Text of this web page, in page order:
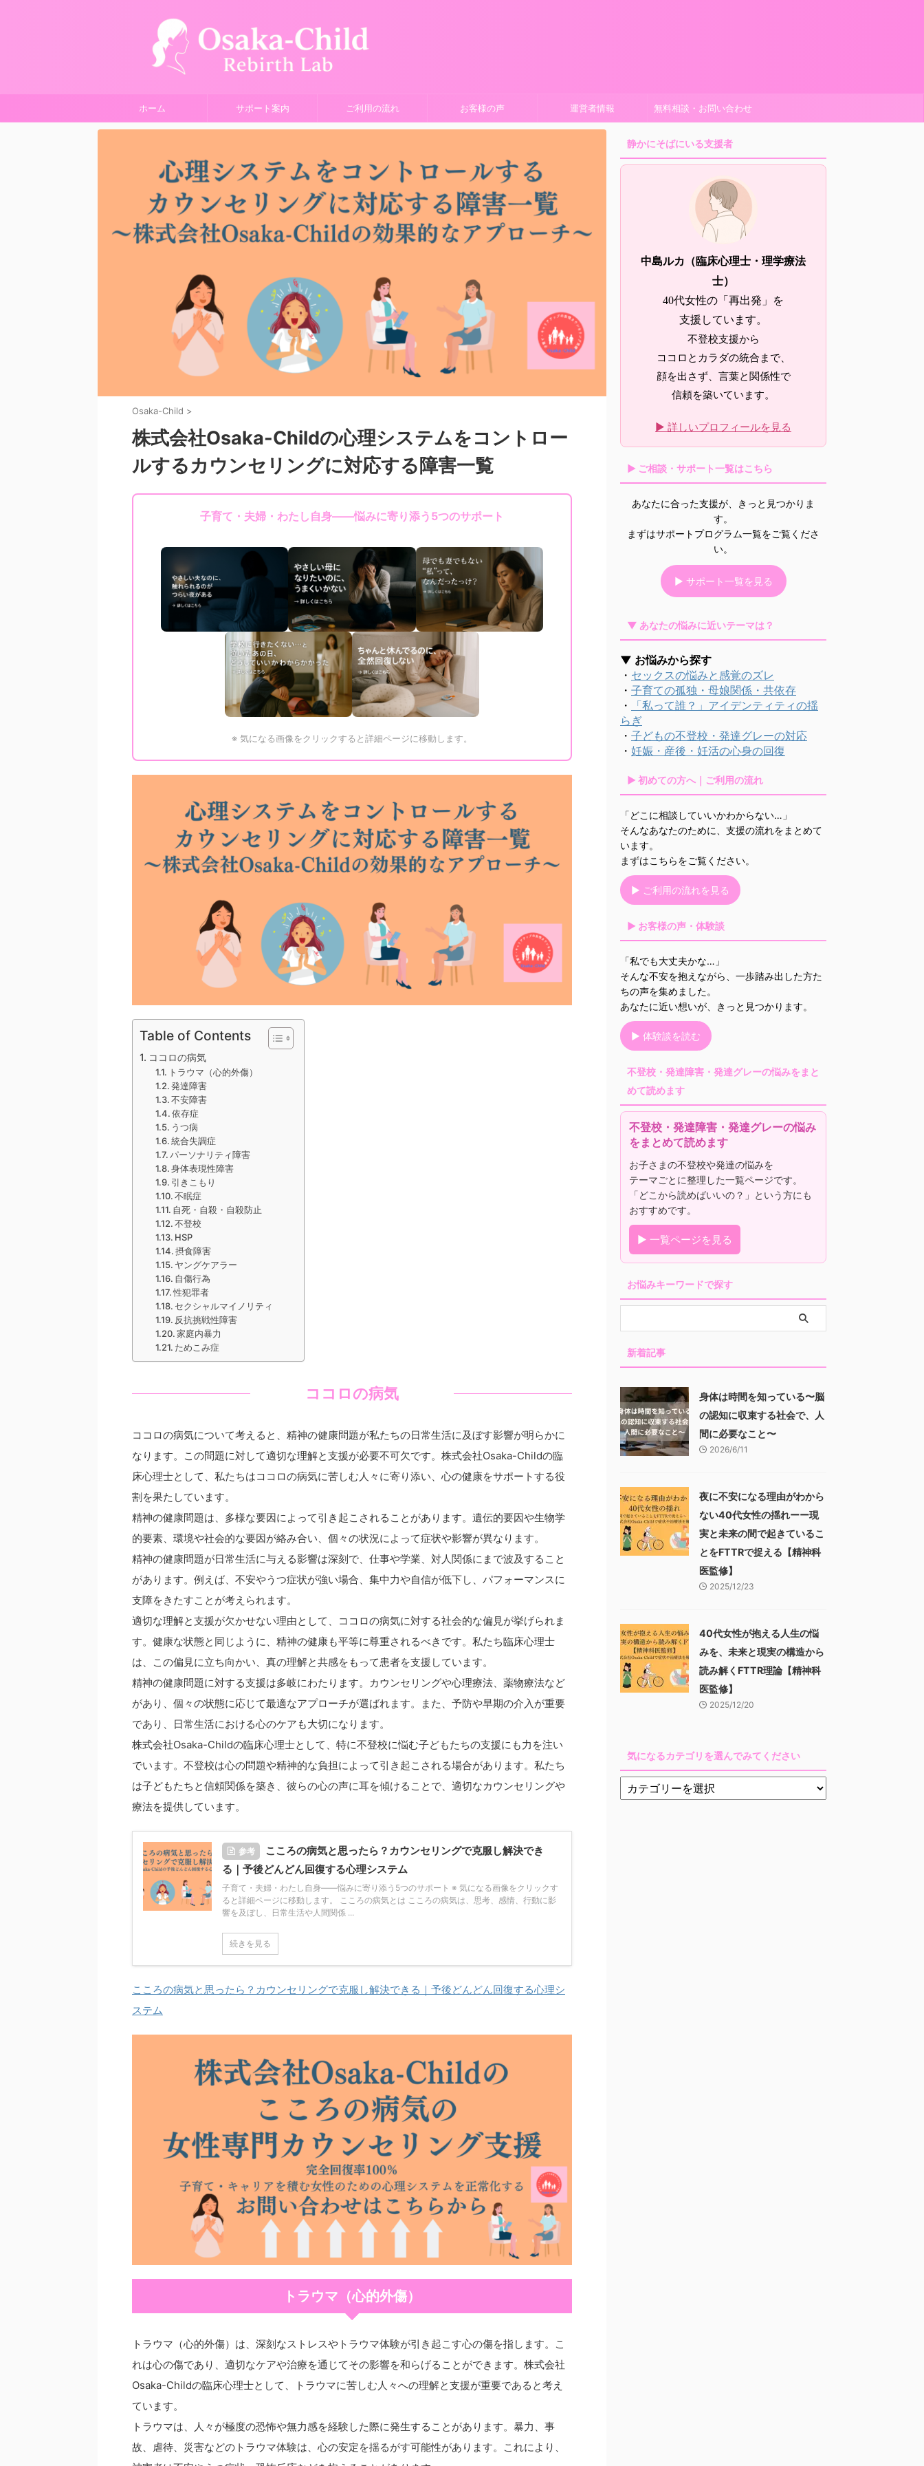
ホーム サポート案内 ご利用の流れ お客様の声 運営者情報 無料相談・お問い合わせ
Osaka-Child >
株式会社Osaka-Childの心理システムをコントロー
ルするカウンセリングに対応する障害一覧
子育て・夫婦・わたし自身——悩みに寄り添う5つのサポート
※ 気になる画像をクリックすると詳細ページに移動します。
Table of Contents
ココロの病気
トラウマ（心的外傷）
発達障害
不安障害
依存症
うつ病
統合失調症
パーソナリティ障害
身体表現性障害
引きこもり
不眠症
自死・自殺・自殺防止
不登校
HSP
摂食障害
ヤングケアラー
自傷行為
性犯罪者
セクシャルマイノリティ
反抗挑戦性障害
家庭内暴力
ためこみ症
ココロの病気
ココロの病気について考えると、精神の健康問題が私たちの日常生活に及ぼす影響が明らかに
なります。この問題に対して適切な理解と支援が必要不可欠です。株式会社Osaka-Childの臨
床心理士として、私たちはココロの病気に苦しむ人々に寄り添い、心の健康をサポートする役
割を果たしています。
精神の健康問題は、多様な要因によって引き起こされることがあります。遺伝的要因や生物学
的要素、環境や社会的な要因が絡み合い、個々の状況によって症状や影響が異なります。
精神の健康問題が日常生活に与える影響は深刻で、仕事や学業、対人関係にまで波及すること
があります。例えば、不安やうつ症状が強い場合、集中力や自信が低下し、パフォーマンスに
支障をきたすことが考えられます。
適切な理解と支援が欠かせない理由として、ココロの病気に対する社会的な偏見が挙げられま
す。健康な状態と同じように、精神の健康も平等に尊重されるべきです。私たち臨床心理士
は、この偏見に立ち向かい、真の理解と共感をもって患者を支援しています。
精神の健康問題に対する支援は多岐にわたります。カウンセリングや心理療法、薬物療法など
があり、個々の状態に応じて最適なアプローチが選ばれます。また、予防や早期の介入が重要
であり、日常生活における心のケアも大切になります。
株式会社Osaka-Childの臨床心理士として、特に不登校に悩む子どもたちの支援にも力を注い
でいます。不登校は心の問題や精神的な負担によって引き起こされる場合があります。私たち
は子どもたちと信頼関係を築き、彼らの心の声に耳を傾けることで、適切なカウンセリングや
療法を提供しています。
参考
こころの病気と思ったら？カウンセリングで克服し解決でき
る｜予後どんどん回復する心理システム
子育て・夫婦・わたし自身——悩みに寄り添う5つのサポート ※ 気になる画像をクリックす
ると詳細ページに移動します。 こころの病気とは こころの病気は、思考、感情、行動に影
響を及ぼし、日常生活や人間関係 ...
続きを見る
こころの病気と思ったら？カウンセリングで克服し解決できる｜予後どんどん回復する心理シ
ステム
トラウマ（心的外傷）
トラウマ（心的外傷）は、深刻なストレスやトラウマ体験が引き起こす心の傷を指します。こ
れは心の傷であり、適切なケアや治療を通じてその影響を和らげることができます。株式会社
Osaka-Childの臨床心理士として、トラウマに苦しむ人々への理解と支援が重要であると考え
ています。
トラウマは、人々が極度の恐怖や無力感を経験した際に発生することがあります。暴力、事
故、虐待、災害などのトラウマ体験は、心の安定を揺るがす可能性があります。これにより、
静かにそばにいる支援者
中島ルカ（臨床心理士・理学療法
士）
40代女性の「再出発」を
支援しています。
不登校支援から
ココロとカラダの統合まで、
顔を出さず、言葉と関係性で
信頼を築いています。
▶ 詳しいプロフィールを見る
▶ ご相談・サポート一覧はこちら
あなたに合った支援が、きっと見つかりま
す。
まずはサポートプログラム一覧をご覧くださ
い。
▶ サポート一覧を見る
▼ あなたの悩みに近いテーマは？
▼ お悩みから探す
・ セックスの悩みと感覚のズレ
・ 子育ての孤独・母娘関係・共依存
・
「私って誰？」アイデンティティの揺
らぎ
・ 子どもの不登校・発達グレーの対応
・ 妊娠・産後・妊活の心身の回復
▶ 初めての方へ｜ご利用の流れ
「どこに相談していいかわからない…」
そんなあなたのために、支援の流れをまとめて
います。
まずはこちらをご覧ください。
▶ ご利用の流れを見る
▶ お客様の声・体験談
「私でも大丈夫かな…」
そんな不安を抱えながら、一歩踏み出した方た
ちの声を集めました。
あなたに近い想いが、きっと見つかります。
▶ 体験談を読む
不登校・発達障害・発達グレーの悩みをまと
めて読めます
不登校・発達障害・発達グレーの悩み
をまとめて読めます
お子さまの不登校や発達の悩みを
テーマごとに整理した一覧ページです。
「どこから読めばいいの？」という方にも
おすすめです。
▶ 一覧ページを見る
お悩みキーワードで探す
新着記事
身体は時間を知っている〜脳
の認知に収束する社会で、人
間に必要なこと〜
2026/6/11
夜に不安になる理由がわから
ない40代女性の揺れーー現
実と未来の間で起きているこ
とをFTTRで捉える【精神科
医監修】
2025/12/23
40代女性が抱える人生の悩
みを、未来と現実の構造から
読み解くFTTR理論【精神科
医監修】
2025/12/20
気になるカテゴリを選んでみてください